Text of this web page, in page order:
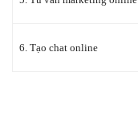
6. Tạo chat online